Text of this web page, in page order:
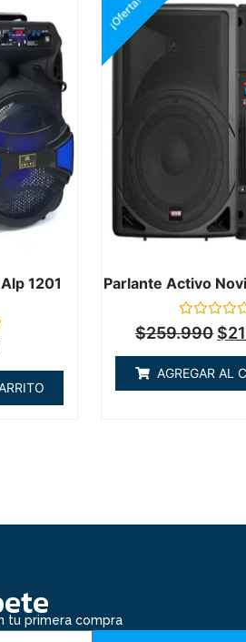
1201
Parlante Activo
Valorado
en
5
¡Oferta!
$259.990 $
AGREGAR AL
tu primera compra